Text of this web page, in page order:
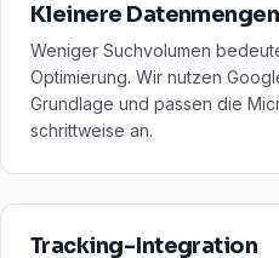
Kleinere Datenmengen
Weniger Suchvolumen
Optimierung. Wir nutzen
Grundlage und passen die
schrittweise an.
Tracking-Integration